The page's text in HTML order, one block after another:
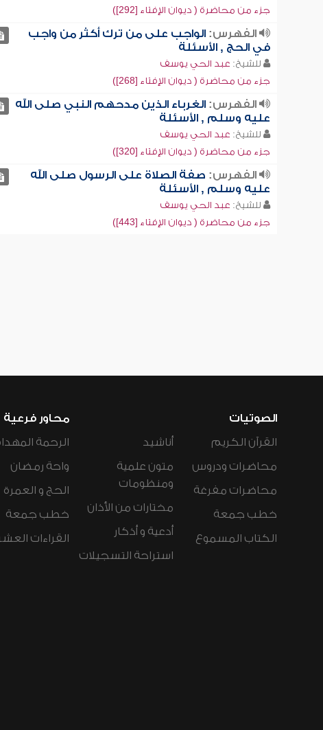
جزء من محاضرة ( ديوان الإفتاء [292])
الفهرس:الواجب على من ترك أكثر من واجب
في الحج , الأسئلة
للشيخ: عبد الحي يوسف
جزء من محاضرة ( ديوان الإفتاء [268])
الفهرس:الغرباء الذين مدحهم النبي صلى الله
عليه وسلم , الأسئلة
للشيخ: عبد الحي يوسف
جزء من محاضرة ( ديوان الإفتاء [320])
الفهرس: صفة الصلاة على الرسول صلى الله
عليه وسلم , الأسئلة
للشيخ: عبد الحي يوسف
جزء من محاضرة ( ديوان الإفتاء [443])
الصوتيات
القرآن الكريم
محاضرات ودروس
محاضرات مفرغة
خطب جمعة
الكتاب المسموع
أناشيد
متون علمية
ومنظومات
مختارات من الأذان
أدعية و أذكار
استراحة التسجيلات
محاور فرعية
الرحمة
واحة رمضان
الحج و العمرة
خطب جمعة
القراءات العشر